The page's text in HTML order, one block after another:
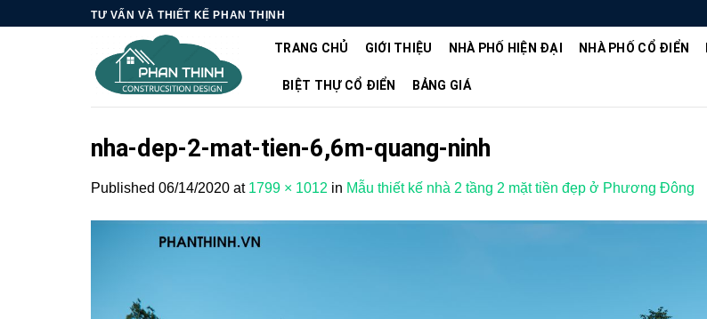
TƯ VẤN VÀ THIẾT KẾ PHAN THỊNH
TRANG CHỦ GIỚI THIỆU NHÀ PHỐ HIỆN ĐẠI NHÀ PHỐ CỔ ĐIỂN
BIỆT THỰ CỔ ĐIỂN BẢNG GIÁ
nha-dep-2-mat-tien-6,6m-quang-ninh
Published 06/14/2020 at 1799 × 1012 in Mẫu thiết kế nhà 2 tầng 2 mặt tiền đẹp ở Phương Đông